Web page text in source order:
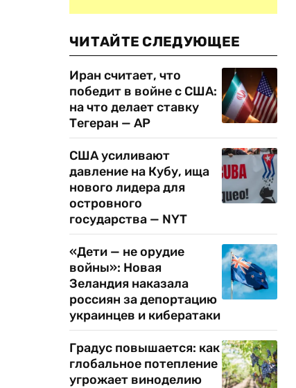
ЧИТАЙТЕ СЛЕДУЮЩЕЕ
Иран считает, что
победит в войне с США:
на что делает ставку
Тегеран — AP
США усиливают
давление на Кубу, ища
нового лидера для
островного
государства — NYT
«Дети — не орудие
войны»: Новая
Зеландия наказала
россиян за депортацию
украинцев и кибератаки
Градус повышается: как
глобальное потепление
угрожает виноделию